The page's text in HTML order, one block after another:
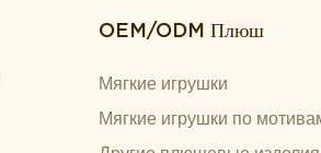
OEM/ODM Плюш
Мягкие игрушки
Мягкие игрушки по